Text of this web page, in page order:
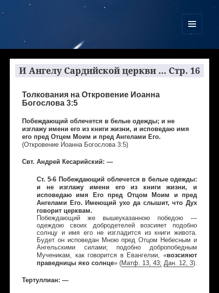
И Ангелу Сардийской церкви … Стр. 16
Толкования на Откровение Иоанна
Богослова 3:5
Побеждающий облечется в белые одежды; и не
изглажу имени его из книги жизни, и исповедаю имя
его пред Отцем Моим и пред Ангелами Его.
(Откровение Иоанна Богослова 3:5)
Свт. Андрей Кесарийский: —
Ст. 5-6 Побеждающий облечется в белые одежды:
и не изглажу имени его из книги жизни, и
исповедаю имя Его пред Отцом Моим и пред
Ангелами Его. Имеющий ухо да слышит, что Дух
говорит церквам.
Побеждающий же вышеуказанною победою —
одеждою своих добродетелей возсияет подобно
солнцу и имя его не изгладится из книги живота.
Будет он исповедан Мною пред Отцом Небесным и
Ангельскими силами; подобно добропобедным
Мученикам, как говорится в Евангелии, «возсияют
праведницы яко солнце» (Матф. 13, 43; Дан. 12, 3).
Тертуллиан: —